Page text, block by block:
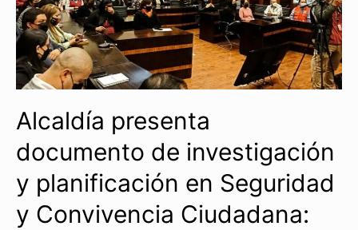
Alcaldía presenta
documento de investigación
y planificación en Seguridad
y Convivencia Ciudadana: